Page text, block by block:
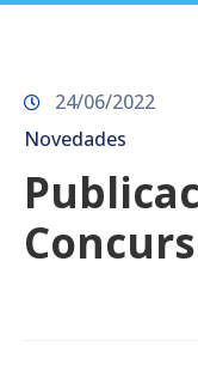
24/06/2022
Novedades